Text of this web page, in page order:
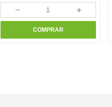
＋
－
COMPRAR